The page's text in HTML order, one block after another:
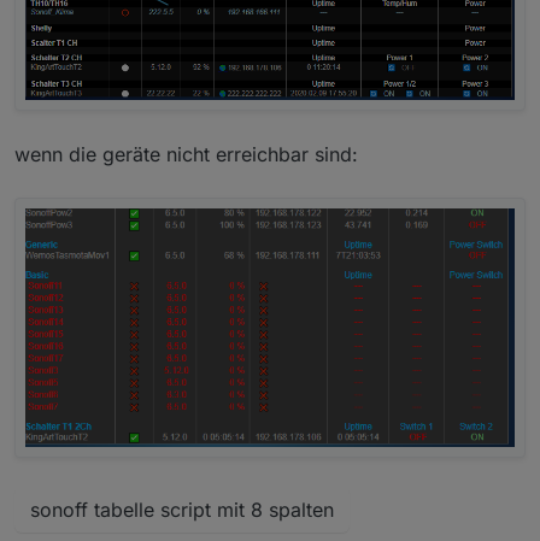
wenn die geräte nicht erreichbar sind:
sonoff tabelle script mit 8 spalten